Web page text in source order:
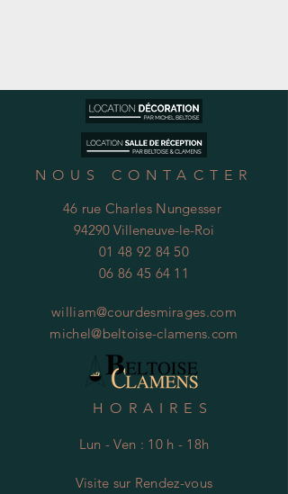
NOUS CONTACTER
46 rue Charles Nungesser
94290 Villeneuve-le-Roi
01 48 92 84 50
06 86 45 64 11
william@courdesmirages.com
michel@beltoise-clamens.com
HORAIRES
Lun - Ven : 10 h - 18h
Visite sur Rendez-vous